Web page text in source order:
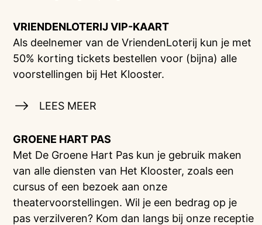
VRIENDENLOTERIJVIP-KAART
Als deelnemer van de VriendenLoterij kun je met
50% korting tickets bestellen voor (bijna) alle
voorstellingen bij Het Klooster.
LEES MEER
GROENE HART PAS
Met De Groene Hart Pas kun je gebruik maken
van alle diensten van Het Klooster, zoals een
cursus of een bezoek aan onze
theatervoorstellingen. Wil je een bedrag op je
pas verzilveren? Kom dan langs bij onze receptie